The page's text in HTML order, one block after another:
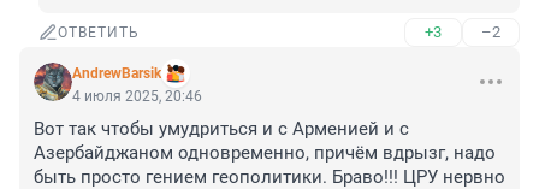
ОТВЕТИТЬ +3 –2
AndrewBarsik
4 июля 2025, 20:46
Вот так чтобы умудриться и с Арменией и с
Азербайджаном одновременно, причём вдрызг, надо
быть просто гением геополитики. Браво!!! ЦРУ нервно